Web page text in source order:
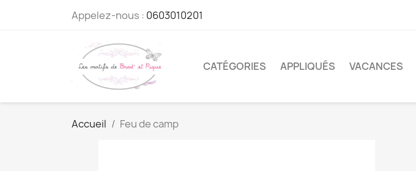
Appelez-nous : 0603010201
CATÉGORIES APPLIQUÉS VACANCES
Accueil Feu de camp